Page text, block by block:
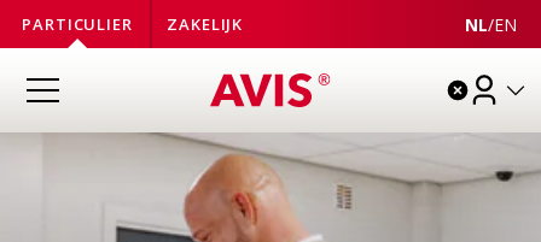
PARTICULIER ZAKELIJK NL/EN